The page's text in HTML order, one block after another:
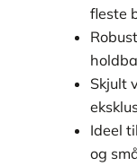
fleste
Skjult
Ideel
og